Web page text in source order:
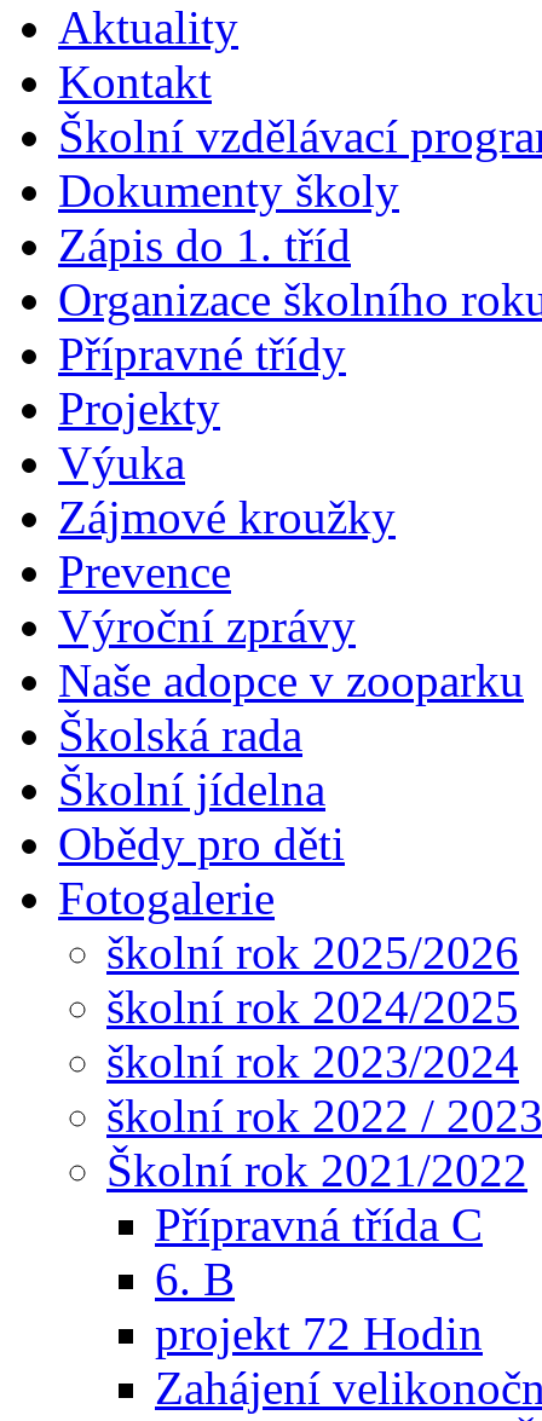
Aktuality
Kontakt
Školní vzdělávací
Dokumenty školy
Zápis do 1. tříd
Organizace školního
Přípravné třídy
Projekty
Výuka
Zájmové kroužky
Prevence
Výroční zprávy
Naše adopce v zooparku
Školská rada
Školní jídelna
Obědy pro děti
Fotogalerie
školní rok 2025/2026
školní rok 2024/2025
školní rok 2023/2024
školní rok 2022 / 2023
Školní rok 2021/2022
Přípravná třída C
6. B
projekt 72 Hodin
Zahájení